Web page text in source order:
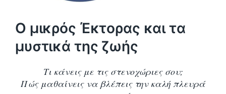
Ο μικρός Έκτορας και τα
μυστικά της ζωής
Τι κάνεις με τις στενοχώριες σου;
Πώς μαθαίνεις να βλέπεις την καλή πλευρά